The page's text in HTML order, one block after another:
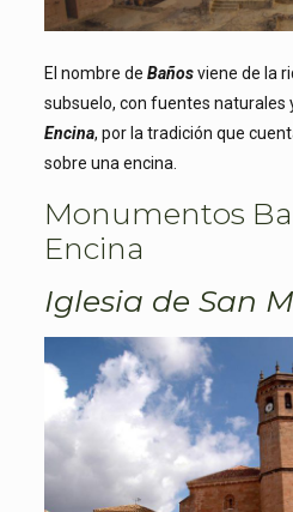
El nombre de Bañosviene de la
subsuelo, con fuentes naturales
Encina, por la tradición que
sobre una encina.
Monumentos
Encina
Iglesia de San